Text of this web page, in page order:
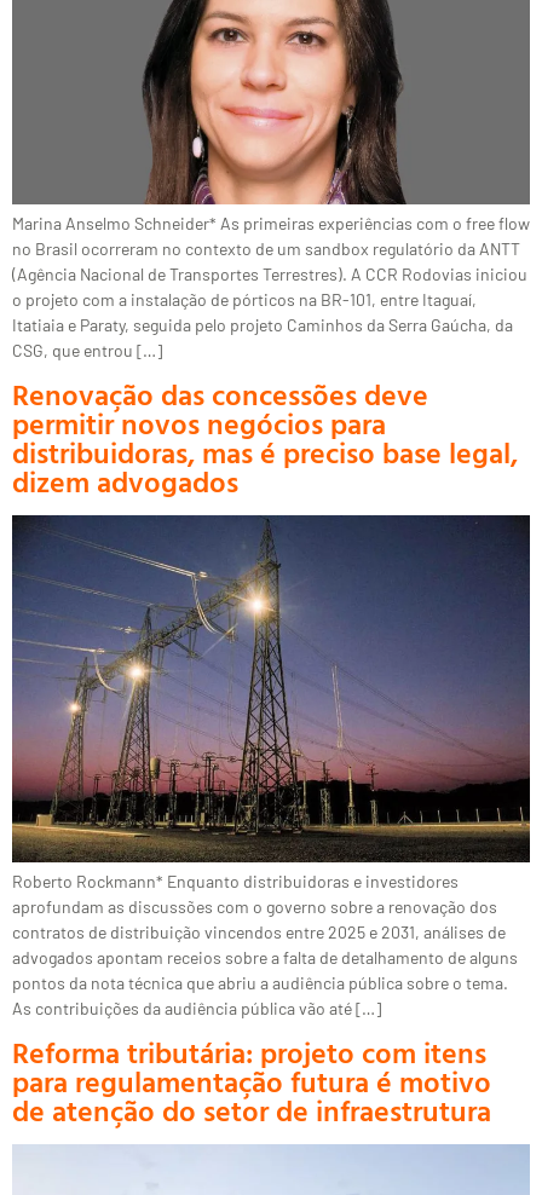
Marina Anselmo Schneider* As primeiras experiências com o free flow
no Brasil ocorreram no contexto de um sandbox regulatório da ANTT
(Agência Nacional de Transportes Terrestres). A CCR Rodovias iniciou
o projeto com a instalação de pórticos na BR-101, entre Itaguaí,
Itatiaia e Paraty, seguida pelo projeto Caminhos da Serra Gaúcha, da
CSG, que entrou […]
Renovação das concessões deve
permitir novos negócios para
distribuidoras, mas é preciso base legal,
dizem advogados
Roberto Rockmann* Enquanto distribuidoras e investidores
aprofundam as discussões com o governo sobre a renovação dos
contratos de distribuição vincendos entre 2025 e 2031, análises de
advogados apontam receios sobre a falta de detalhamento de alguns
pontos da nota técnica que abriu a audiência pública sobre o tema.
As contribuições da audiência pública vão até […]
Reforma tributária: projeto com itens
para regulamentação futura é motivo
de atenção do setor de infraestrutura